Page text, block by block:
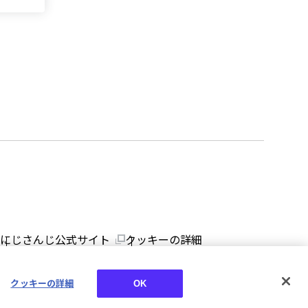
にじさんじ公式サイト クッキーの詳細
クッキーの詳細 OK